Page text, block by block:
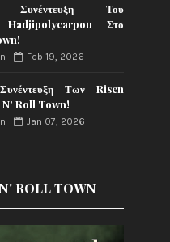
Συνέντευξη Του
Hadjipolycarpou Στο
Feb 19, 2026
Συνέντευξη Των Risen
N' Roll Town!
Jan 07, 2026
ROLL TOWN